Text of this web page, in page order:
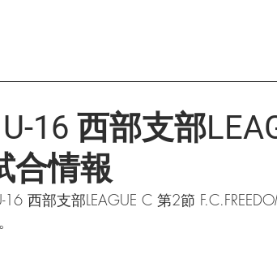
16 西部支部
合情報
西部支部LEAGUE C 第2節